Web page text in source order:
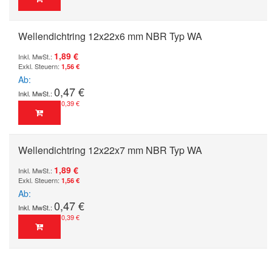
Wellendichtring 12x22x6 mm NBR Typ WA
1,89 €
1,56 €
Ab
0,47 €
0,39 €
Wellendichtring 12x22x7 mm NBR Typ WA
1,89 €
1,56 €
Ab
0,47 €
0,39 €